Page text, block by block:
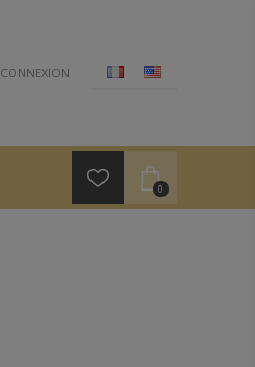
CONNEXION
0